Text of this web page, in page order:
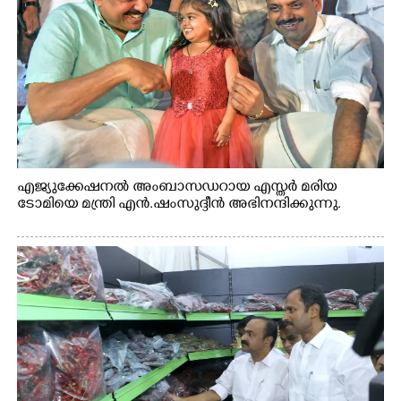
എജ്യുക്കേഷനൽ അംബാസഡറായ എസ്തർ മരിയ
ടോമിയെ മന്ത്രി എൻ.ഷംസുദ്ദീൻ അഭിനന്ദിക്കുന്നു.